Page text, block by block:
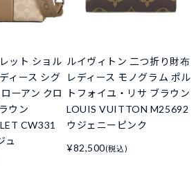
ット ショル
ィース シグ
ーアン クロ
ウン
CW331
ュ
ルイヴィトン 二つ折り財布
レディース モノグラム ポル
トフォイユ・リサ ブラウン
LOUIS VUITTON M25692
ウジェニーピンク
¥82,500(税込)